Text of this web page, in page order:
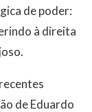
de poder:
à direita
de Eduardo